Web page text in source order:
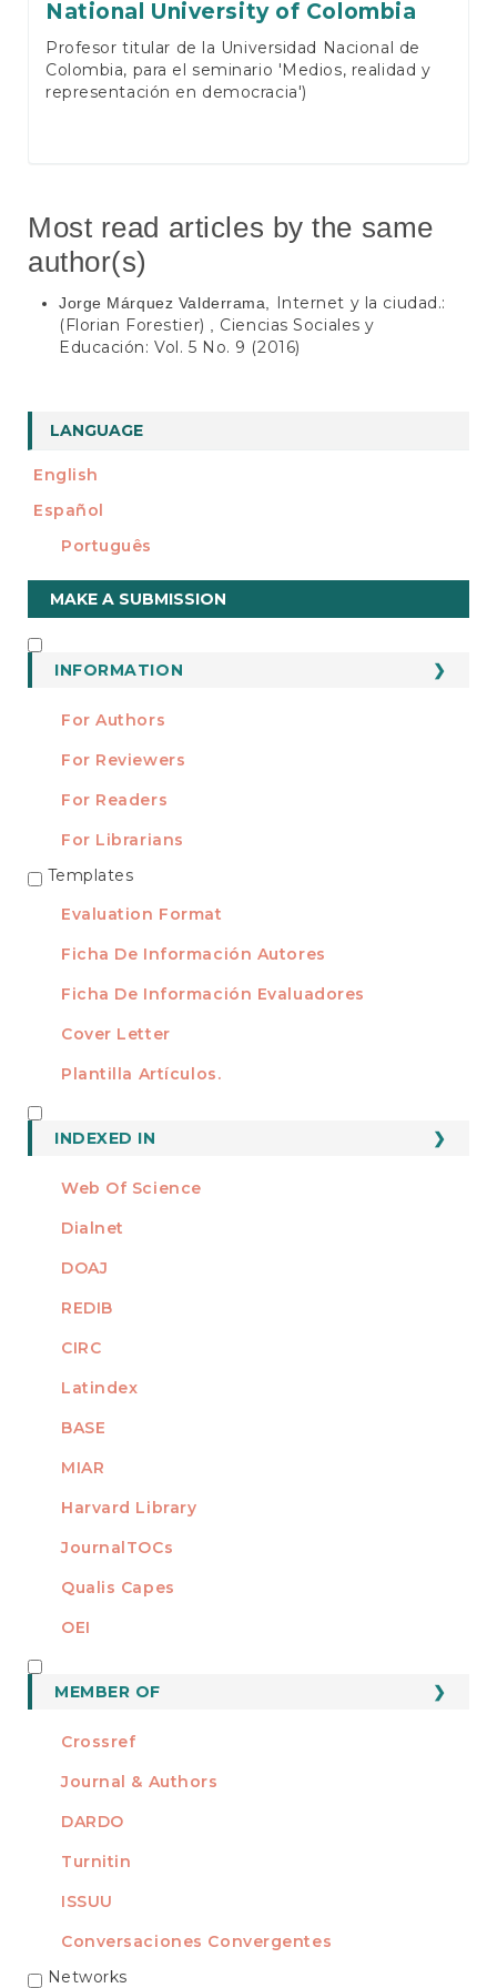
National University of Colombia
Profesor titular de la Universidad Nacional de
Colombia, para el seminario 'Medios, realidad y
representación en democracia')
Most read articles by the same
author(s)
Jorge Márquez Valderrama,
Internet y la ciudad.:
(Florian Forestier)
Ciencias Sociales y
Educación: Vol. 5 No. 9 (2016)
LANGUAGE
English
Español
Português
Make
a
Submission
MAKE A SUBMISSION
INFORMATION
For Authors
For Reviewers
For Readers
For Librarians
TEMPLATES
Templates
Evaluation Format
Ficha De Información Autores
Ficha De Información Evaluadores
Cover Letter
Plantilla Artículos.
INDEXED IN
Web Of Science
Dialnet
DOAJ
REDIB
CIRC
Latindex
BASE
MIAR
Harvard Library
JournalTOCs
Qualis Capes
OEI
MEMBER OF
Crossref
Journal & Authors
DARDO
Turnitin
ISSUU
Conversaciones Convergentes
Networks